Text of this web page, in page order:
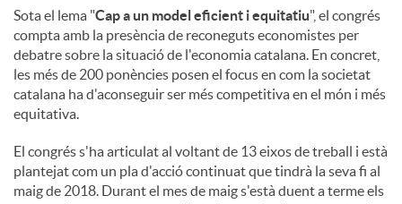
Sota el lema "Cap a un model eficient i equitatiu", el congrés
compta amb la presència de reconeguts economistes per
debatre sobre la situació de l'economia catalana. En concret,
les més de 200 ponències posen el focus en com la societat
catalana ha d'aconseguir ser més competitiva en el món i més
equitativa.
El congrés s'ha articulat al voltant de 13 eixos de treball i està
plantejat com un pla d'acció continuat que tindrà la seva fi al
maig de 2018. Durant el mes de maig s'està duent a terme els